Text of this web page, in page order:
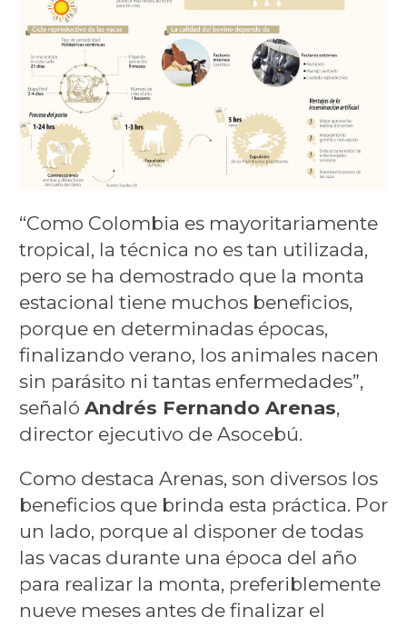
“Como Colombia es mayoritariamente
tropical, la técnica no es tan utilizada,
pero se ha demostrado que la monta
estacional tiene muchos beneficios,
porque en determinadas épocas,
finalizando verano, los animales nacen
sin parásito ni tantas enfermedades”,
señaló Andrés Fernando Arenas,
director ejecutivo de Asocebú.
Como destaca Arenas, son diversos los
beneficios que brinda esta práctica. Por
un lado, porque al disponer de todas
las vacas durante una época del año
para realizar la monta, preferiblemente
nueve meses antes de finalizar el